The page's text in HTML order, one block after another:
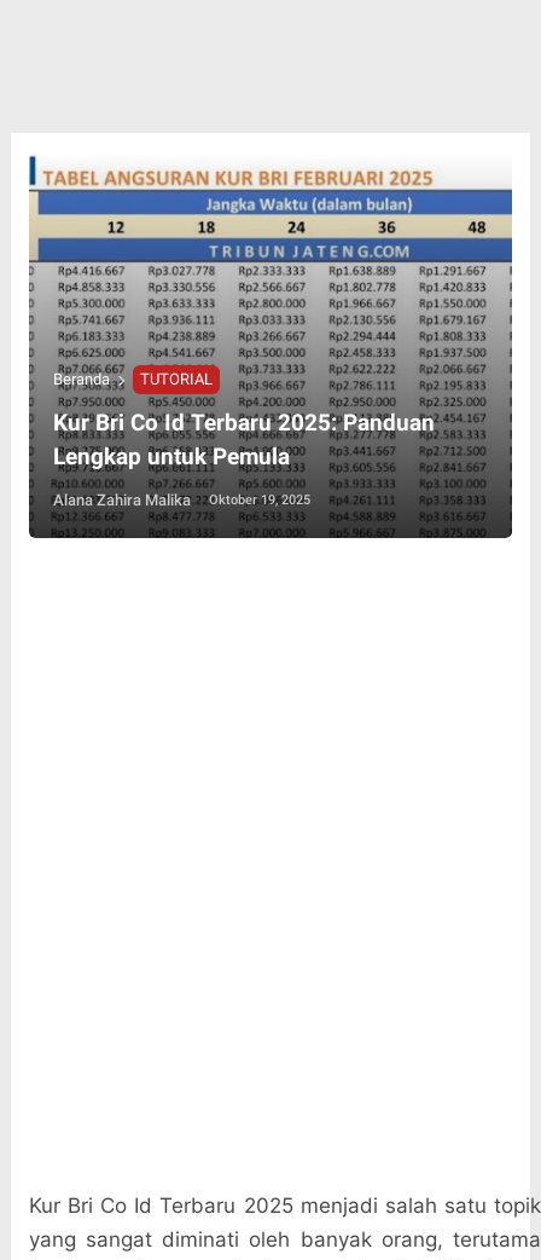
Beranda TUTORIAL
Kur Bri Co Id Terbaru 2025: Panduan
Lengkap untuk Pemula
Alana Zahira Malika Oktober 19, 2025
Kur Bri Co Id Terbaru 2025 menjadi salah satu topik
yang sangat diminati oleh banyak orang, terutama